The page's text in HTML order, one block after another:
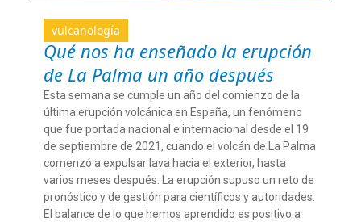
vulcanología
Qué nos ha enseñado la erupción
de La Palma un año después
Esta semana se cumple un año del comienzo de la
última erupción volcánica en España, un fenómeno
que fue portada nacional e internacional desde el 19
de septiembre de 2021, cuando el volcán de La Palma
comenzó a expulsar lava hacia el exterior, hasta
varios meses después. La erupción supuso un reto de
pronóstico y de gestión para científicos y autoridades.
El balance de lo que hemos aprendido es positivo a